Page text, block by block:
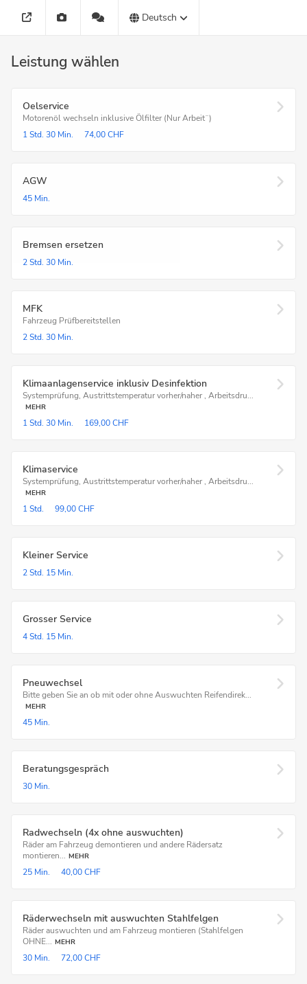
Deutsch
Leistung wählen
Oelservice
Motorenöl wechseln inklusive Ölfilter (Nur Arbeit¨)
1 Std. 30 Min. 74,00 CHF
AGW
45 Min.
Bremsen ersetzen
2 Std. 30 Min.
MFK
Fahrzeug Prüfbereitstellen
2 Std. 30 Min.
Klimaanlagenservice inklusiv Desinfektion
Systemprüfung, Austrittstemperatur vorher/naher , Arbeitsdru...
MEHR
1 Std. 30 Min. 169,00 CHF
Klimaservice
Systemprüfung, Austrittstemperatur vorher/naher , Arbeitsdru...
MEHR
1 Std. 99,00 CHF
Kleiner Service
2 Std. 15 Min.
Grosser Service
4 Std. 15 Min.
Pneuwechsel
Bitte geben Sie an ob mit oder ohne Auswuchten Reifendirek...
MEHR
45 Min.
Beratungsgespräch
30 Min.
Radwechseln (4x ohne auswuchten)
Räder am Fahrzeug demontieren und andere Rädersatz
montieren... MEHR
25 Min. 40,00 CHF
Räderwechseln mit auswuchten Stahlfelgen
Räder auswuchten und am Fahrzeug montieren (Stahlfelgen
OHNE... MEHR
30 Min. 72,00 CHF